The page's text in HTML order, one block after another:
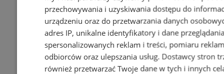
przechowywania i uzyskiwania dostępu do
urządzeniu oraz do przetwarzania danych
adres IP, unikalne identyfikatory i dane
spersonalizowanych reklam i treści, pomiaru
odbiorców oraz ulepszania usług. Dostawcy stron
również przetwarzać Twoje dane w tych i innych